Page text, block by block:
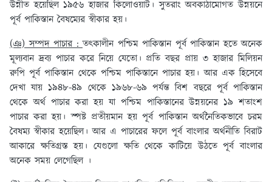
উন্নীত হয়েছিল ১৯৫৬ হাজার কিলোওয়াট। সুতরাং অবকাঠামোগত উন্নয়নে
পূর্ব পাকিস্তান বৈষম্যের স্বীকার হয়।
(ঞ) সম্পদ পাচার :তৎকালীন পশ্চিম পাকিস্তান পূর্ব পাকিস্তান হতে অনেক
মূল্যবান দ্রব্য পাচার করে নিয়ে যেতো। প্রতি বছর প্রায় ৩ হাজার মিলিয়ন
রুপি পূর্ব পাকিস্তান থেকে পশ্চিম পাকিস্তানে পাচার হয়। আর এক হিসেবে
দেখা যায় ১৯৪৮-৪৯ থেকে ১৯৬৮-৬৯ পর্যন্ত বিশ বছরে পূর্ব পাকিস্তান
থেকে অর্থ পাচার করা হয় যা পশ্চিম পাকিস্তানের উন্নয়নের ১৯ শতাংশ
পাচার করা হয়। স্পষ্ট প্রতীয়মান হয় পূর্ব পাকিস্তান অর্থনৈতিকভাবে চরম
বৈষম্য স্বীকার হয়েছিল। আর এ পাচারের ফলে পূর্ব বাংলার অর্থনীতি বিরাট
আকারে ক্ষতিগ্রস্ত হয়। যেগুলো ক্ষতি থেকে কাটিয়ে উঠতে পূর্ব বাংলার
অনেক সময় লেগেছিল ।